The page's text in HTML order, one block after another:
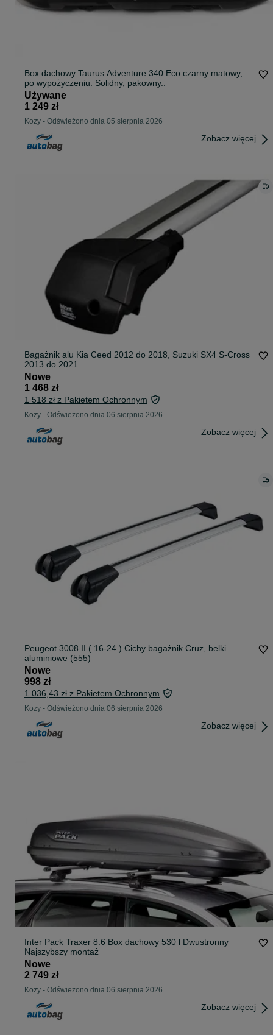
Box dachowy Taurus Adventure 340 Eco czarny matowy,
po wypożyczeniu. Solidny, pakowny..
Używane
1 249 zł
Kozy - Odświeżono dnia 05 sierpnia 2026
Zobacz więcej
Bagażnik alu Kia Ceed 2012 do 2018, Suzuki SX4 S-Cross
2013 do 2021
Nowe
1 468 zł
1 518 zł z Pakietem Ochronnym
Kozy - Odświeżono dnia 06 sierpnia 2026
Zobacz więcej
Peugeot 3008 II ( 16-24 ) Cichy bagażnik Cruz, belki
aluminiowe (555)
Nowe
998 zł
1 036,43 zł z Pakietem Ochronnym
Kozy - Odświeżono dnia 06 sierpnia 2026
Zobacz więcej
Inter Pack Traxer 8.6 Box dachowy 530 l Dwustronny
Najszybszy montaż
Nowe
2 749 zł
Kozy - Odświeżono dnia 06 sierpnia 2026
Zobacz więcej